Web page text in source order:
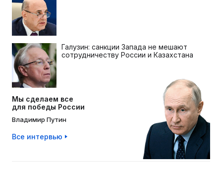
Галузин: санкции Запада не мешают
сотрудничеству России и Казахстана
Мы сделаем все
для победы России
Владимир Путин
Все интервью